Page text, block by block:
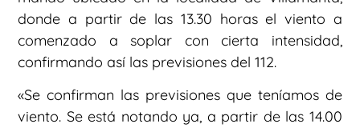
donde a partir de las 13.30 horas el viento a
comenzado a soplar con cierta intensidad,
confirmando así las previsiones del 112.
«Se confirman las previsiones que teníamos de
viento. Se está notando ya, a partir de las 14.00